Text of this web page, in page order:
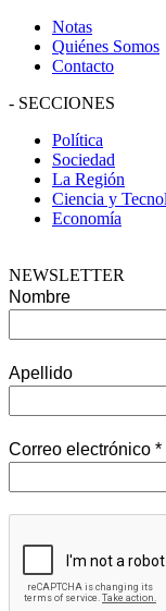
Notas
Quiénes Somos
Contacto
- SECCIONES
Política
Sociedad
La Región
Ciencia y
Economía
NEWSLETTER
Nombre
Apellido
Correo electrónico *